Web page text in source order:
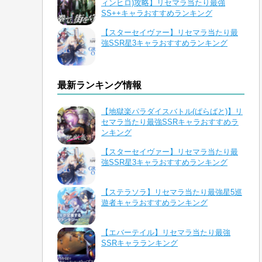
ィンヒロ)攻略】リセマラ当たり最強
SS++キャラおすすめランキング
【スターセイヴァー】リセマラ当たり最
強SSR星3キャラおすすめランキング
最新ランキング情報
【地獄楽パラダイスバトル(ぱらばと)】リ
セマラ当たり最強SSRキャラおすすめラ
ンキング
【スターセイヴァー】リセマラ当たり最
強SSR星3キャラおすすめランキング
【ステラソラ】リセマラ当たり最強星5巡
遊者キャラおすすめランキング
【エバーテイル】リセマラ当たり最強
SSRキャラランキング